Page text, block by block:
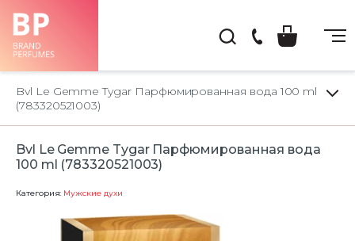
66-
22
Bvl Le Gemme Tygar Парфюмированная вода 100 ml
(783320521003)
Bvl Le Gemme Tygar Парфюмированная вода
100 ml (783320521003)
Категория: Мужские духи